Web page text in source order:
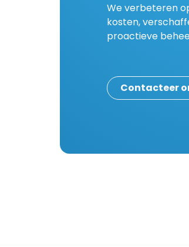
We verbeteren
kosten,
proactieve
Contacteer